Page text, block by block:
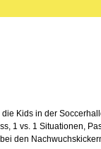
Kids in der
1 vs. 1 Situationen,
den